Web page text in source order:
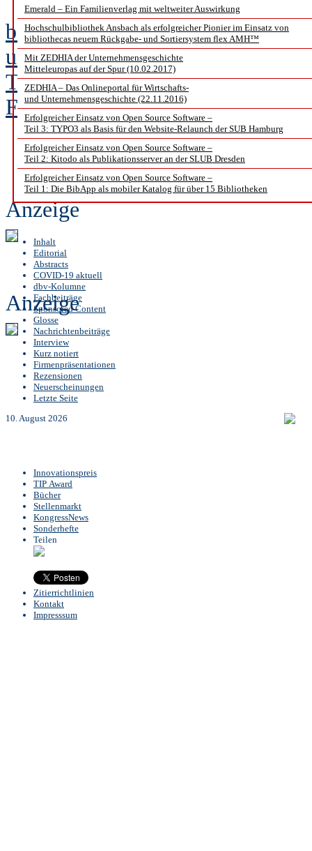
Emerald – Ein Familienverlag mit weltweiter Auswirkung
Hochschulbibliothek Ansbach als erfolgreicher Pionier im Einsatz von
bibliothecas neuem Rückgabe- und Sortiersystem flex AMH™
Mit ZEDHIA der Unternehmensgeschichte
Mitteleuropas auf der Spur (10.02.2017)
ZEDHIA – Das Onlineportal für Wirtschafts-
und Unternehmensgeschichte (22.11.2016)
Erfolgreicher Einsatz von Open Source Software –
Teil 3: TYPO3 als Basis für den Website-Relaunch der SUB Hamburg
Erfolgreicher Einsatz von Open Source Software –
Teil 2: Kitodo als Publikationsserver an der SLUB Dresden
Erfolgreicher Einsatz von Open Source Software –
Teil 1: Die BibApp als mobiler Katalog für über 15 Bibliotheken
Inhalt
Editorial
Abstracts
COVID-19 aktuell
dbv-Kolumne
Fachbeiträge
Sponsored Content
Glosse
Nachrichtenbeiträge
Interview
Kurz notiert
Firmenpräsentationen
Rezensionen
Neuerscheinungen
Letzte Seite
10. August 2026
Innovationspreis
TIP Award
Bücher
Stellenmarkt
KongressNews
Sonderhefte
Teilen
Zitierrichtlinien
Kontakt
Impresssum
b.i.t.online sprach mit Thomas
und
Torsten Andrich,
Fachinformationen.
Anzeige
Anzeige